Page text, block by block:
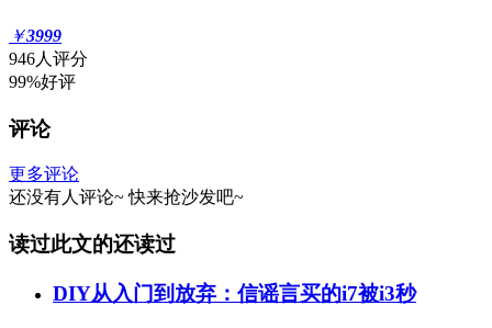
￥3999
946人评分
99%好评
评论
更多评论
还没有人评论~ 快来抢沙发吧~
读过此文的还读过
DIY从入门到放弃：信谣言买的i7被i3秒